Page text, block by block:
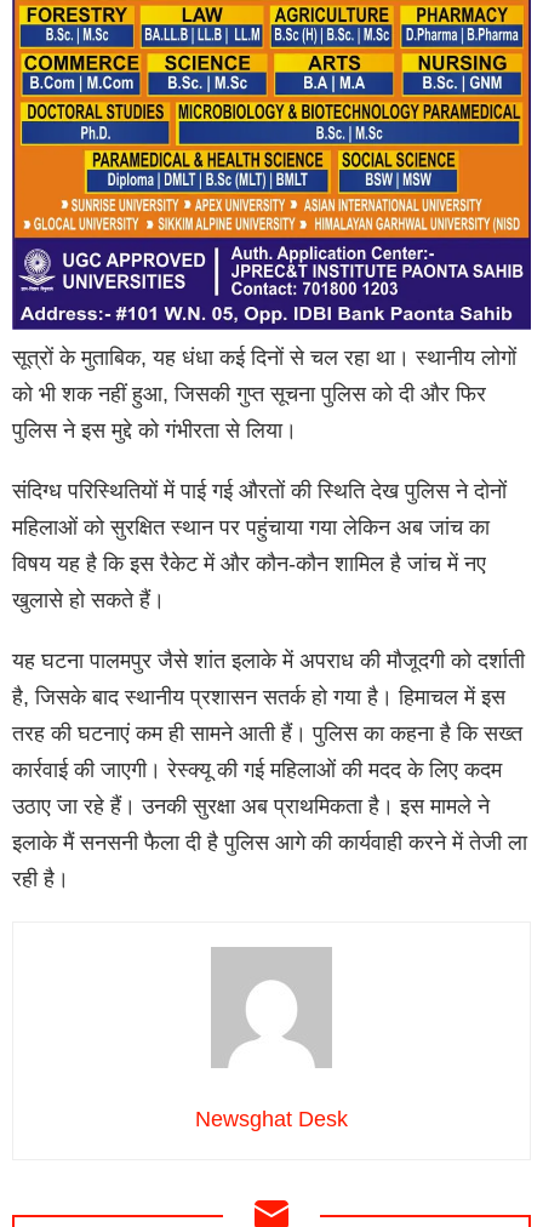
सूत्रों के मुताबिक, यह धंधा कई दिनों से चल रहा था। स्थानीय लोगों
को भी शक नहीं हुआ, जिसकी गुप्त सूचना पुलिस को दी और फिर
पुलिस ने इस मुद्दे को गंभीरता से लिया।
संदिग्ध परिस्थितियों में पाई गई औरतों की स्थिति देख पुलिस ने दोनों
महिलाओं को सुरक्षित स्थान पर पहुंचाया गया लेकिन अब जांच का
विषय यह है कि इस रैकेट में और कौन-कौन शामिल है जांच में नए
खुलासे हो सकते हैं।
यह घटना पालमपुर जैसे शांत इलाके में अपराध की मौजूदगी को दर्शाती
है, जिसके बाद स्थानीय प्रशासन सतर्क हो गया है। हिमाचल में इस
तरह की घटनाएं कम ही सामने आती हैं। पुलिस का कहना है कि सख्त
कार्रवाई की जाएगी। रेस्क्यू की गई महिलाओं की मदद के लिए कदम
उठाए जा रहे हैं। उनकी सुरक्षा अब प्राथमिकता है। इस मामले ने
इलाके मैं सनसनी फैला दी है पुलिस आगे की कार्यवाही करने में तेजी ला
रही है।
Newsghat Desk